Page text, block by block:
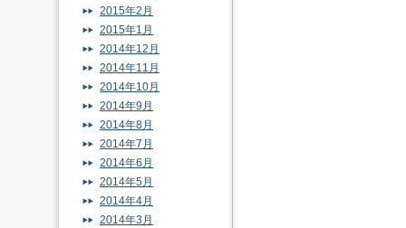
2015年2月
2015年1月
2014年12月
2014年11月
2014年10月
2014年9月
2014年8月
2014年7月
2014年6月
2014年5月
2014年4月
2014年3月